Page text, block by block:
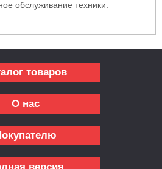
обслуживание техники.
товаров
О нас
версия